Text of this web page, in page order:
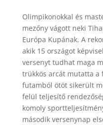
Olimpikonokkal és
mezőny vágott neki
Európa Kupának. A
akik 15 országot
versenyt tudhat maga
trükkös arcát mutatta a
futamból ötöt sikerült
felül teljesítő
komoly
második versenynap